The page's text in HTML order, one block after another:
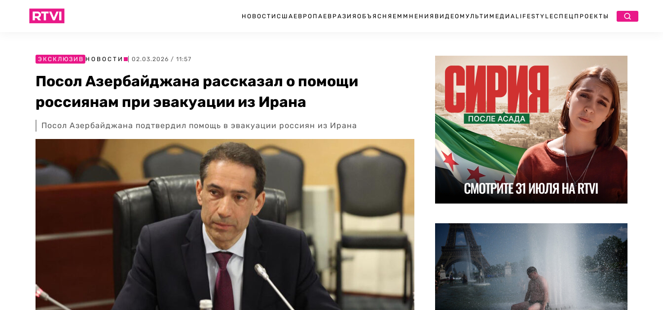
НОВОСТИ США ЕВРОПА ЕВРАЗИЯ ОБЪЯСНЯЕМ МНЕНИЯ ВИДЕО МУЛЬТИМЕДИА LIFESTYLEСПЕЦПРОЕКТЫ
ЭКСКЛЮЗИВ НОВОСТИ | 02.03.2026 / 11:57
Посол Азербайджана рассказал о помощи
россиянам при эвакуации из Ирана
Посол Азербайджана подтвердил помощь в эвакуации россиян из Ирана